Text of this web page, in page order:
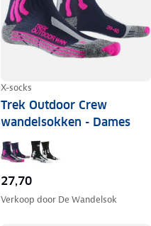
X-socks
Trek Outdoor Crew
wandelsokken - Dames
27,70
Verkoop door De Wandelsok